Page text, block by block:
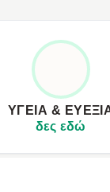
ΥΓΕΊΑ &
δες εδώ
Μετρά καρδιακό
Πραγματοποιεί ΗΚΓ
Αναλύει